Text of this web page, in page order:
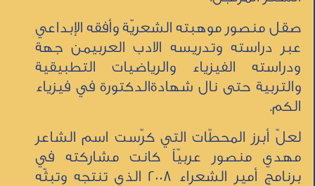
صقل منصور موهبته الشعريّة وأفقه الإبداعي
عبر دراسته وتدريسه الادب العربيمن جهة
ودراسته الفيزياء والرياضيات التطبيقية
والتربية حتى نال شهادةالدكتورة في فيزياء
الكم.
لعلّ أبرز المحطّات التي كرّست اسم الشاعر
مهدي منصور عربيّاً كانت مشاركته في
برنامج أمير الشعراء 2008 الذي تنتجه وتبثّه